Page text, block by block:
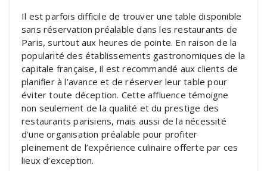
Il est parfois difficile de trouver une table disponible
sans réservation préalable dans les restaurants de
Paris, surtout aux heures de pointe. En raison de la
popularité des établissements gastronomiques de la
capitale française, il est recommandé aux clients de
planifier à l’avance et de réserver leur table pour
éviter toute déception. Cette affluence témoigne
non seulement de la qualité et du prestige des
restaurants parisiens, mais aussi de la nécessité
d’une organisation préalable pour profiter
pleinement de l’expérience culinaire offerte par ces
lieux d’exception.